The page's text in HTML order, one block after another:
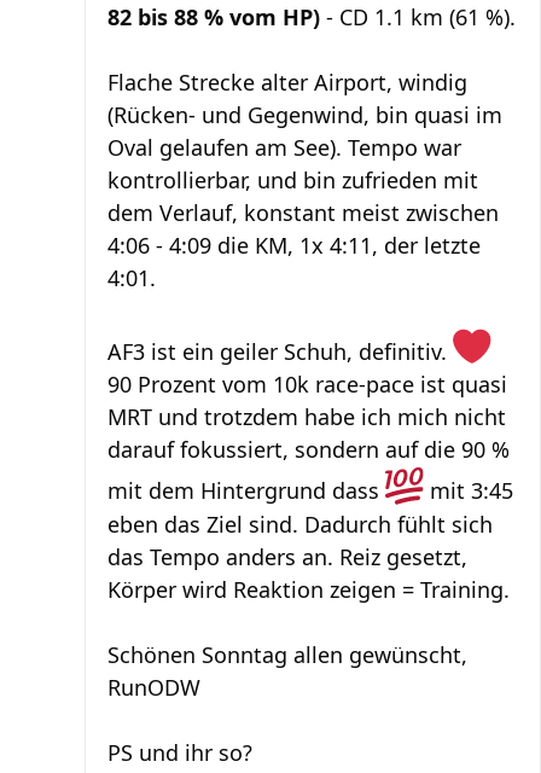
82 bis 88 % vom HP) - CD 1.1 km (61 %).
Flache Strecke alter Airport, windig
(Rücken- und Gegenwind, bin quasi im
Oval gelaufen am See). Tempo war
kontrollierbar, und bin zufrieden mit
dem Verlauf, konstant meist zwischen
4:06 - 4:09 die KM, 1x 4:11, der letzte
4:01.
AF3 ist ein geiler Schuh, definitiv.
90 Prozent vom 10k race-pace ist quasi
MRT und trotzdem habe ich mich nicht
darauf fokussiert, sondern auf die 90 %
mit dem Hintergrund dass
mit 3:45
eben das Ziel sind. Dadurch fühlt sich
das Tempo anders an. Reiz gesetzt,
Körper wird Reaktion zeigen = Training.
Schönen Sonntag allen gewünscht,
RunODW
PS und ihr so?